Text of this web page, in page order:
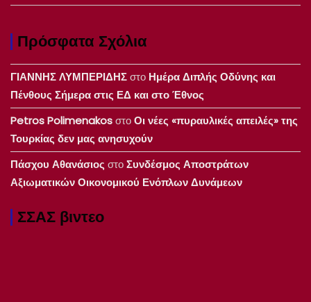
Πρόσφατα Σχόλια
ΓΙΑΝΝΗΣ ΛΥΜΠΕΡΙΔΗΣστο Ημέρα Διπλής Οδύνης και
Πένθους Σήμερα στις ΕΔ και στο Έθνος
Petros PolimenakosστοΟι νέες «πυραυλικές απειλές» της
Τουρκίας δεν μας ανησυχούν
Πάσχου ΑθανάσιοςστοΣυνδέσμος Αποστράτων
Αξιωματικών Οικονομικού Ενόπλων Δυνάμεων
ΣΣΑΣ βιντεο